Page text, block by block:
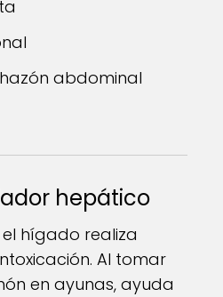
abdominal
hepático
hígado realiza
Al tomar
en ayunas, ayuda